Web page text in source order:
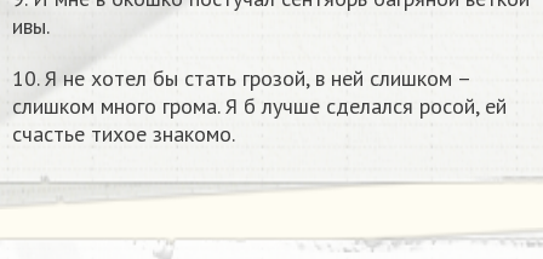
ивы.
10. Я не хотел бы стать грозой, в ней слишком –
слишком много грома. Я б лучше сделался росой, ей
счастье тихое знакомо.